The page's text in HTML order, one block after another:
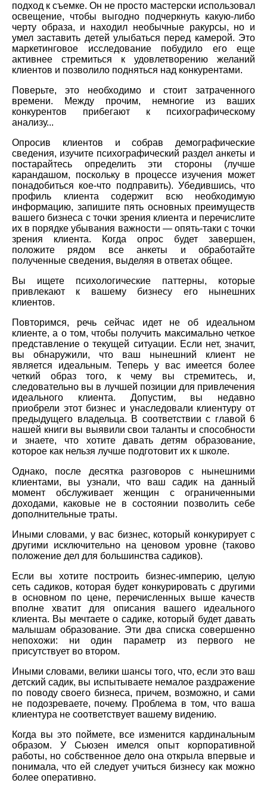
подход к съемке. Он не просто мастерски использовал
освещение, чтобы выгодно подчеркнуть какую-либо
черту образа, и находил необычные ракурсы, но и
умел заставить детей улыбаться перед камерой. Это
маркетинговое исследование побудило его еще
активнее стремиться к удовлетворению желаний
клиентов и позволило подняться над конкурентами.
Поверьте, это необходимо и стоит затраченного
времени. Между прочим, немногие из ваших
конкурентов прибегают к психографическому
анализу...
Опросив клиентов и собрав демографические
сведения, изучите психографический раздел анкеты и
постарайтесь определить эти стороны (лучше
карандашом, поскольку в процессе изучения может
понадобиться кое-что подправить). Убедившись, что
профиль клиента содержит всю необходимую
информацию, запишите пять основных преимуществ
вашего бизнеса с точки зрения клиента и перечислите
их в порядке убывания важности — опять-таки с точки
зрения клиента. Когда опрос будет завершен,
положите рядом все анкеты и обработайте
полученные сведения, выделяя в ответах общее.
Вы ищете психологические паттерны, которые
привлекают к вашему бизнесу его нынешних
клиентов.
Повторимся, речь сейчас идет не об идеальном
клиенте, а о том, чтобы получить максимально четкое
представление о текущей ситуации. Если нет, значит,
вы обнаружили, что ваш нынешний клиент не
является идеальным. Теперь у вас имеется более
четкий образ того, к чему вы стремитесь, и,
следовательно вы в лучшей позиции для привлечения
идеального клиента. Допустим, вы недавно
приобрели этот бизнес и унаследовали клиентуру от
предыдущего владельца. В соответствии с главой 6
нашей книги вы выявили свои таланты и способности
и знаете, что хотите давать детям образование,
которое как нельзя лучше подготовит их к школе.
Однако, после десятка разговоров с нынешними
клиентами, вы узнали, что ваш садик на данный
момент обслуживает женщин с ограниченными
доходами, каковые не в состоянии позволить себе
дополнительные траты.
Иными словами, у вас бизнес, который конкурирует с
другими исключительно на ценовом уровне (таково
положение дел для большинства садиков).
Если вы хотите построить бизнес-империю, целую
сеть садиков, которая будет конкурировать с другими
в основном по цене, перечисленных выше качеств
вполне хватит для описания вашего идеального
клиента. Вы мечтаете о садике, который будет давать
малышам образование. Эти два списка совершенно
непохожи: ни один параметр из первого не
присутствует во втором.
Иными словами, велики шансы того, что, если это ваш
детский садик, вы испытываете немалое раздражение
по поводу своего бизнеса, причем, возможно, и сами
не подозреваете, почему. Проблема в том, что ваша
клиентура не соответствует вашему видению.
Когда вы это поймете, все изменится кардинальным
образом. У Сьюзен имелся опыт корпоративной
работы, но собственное дело она открыла впервые и
понимала, что ей следует учиться бизнесу как можно
более оперативно.